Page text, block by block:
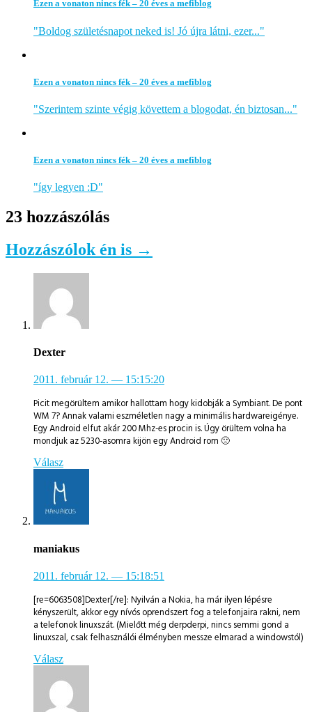
Ezen a vonaton nincs fék – 20 éves a mefiblog
"Boldog születésnapot neked is! Jó újra látni, ezer..."
Ezen a vonaton nincs fék – 20 éves a mefiblog
"Szerintem szinte végig követtem a blogodat, én biztosan..."
Ezen a vonaton nincs fék – 20 éves a mefiblog
"így legyen :D"
23 hozzászólás
Hozzászólok én is →
Dexter
2011. február 12. — 15:15:20
Picit megörültem amikor hallottam hogy kidobják a Symbiant. De pont
WM 7? Annak valami eszméletlen nagy a minimális hardwareigénye.
Egy Android elfut akár 200 Mhz-es procin is. Úgy örültem volna ha
mondjuk az 5230-asomra kijön egy Android rom 🙁
Válasz
maniakus
2011. február 12. — 15:18:51
[re=6063508]Dexter[/re]: Nyilván a Nokia, ha már ilyen lépésre
kényszerült, akkor egy nívós oprendszert fog a telefonjaira rakni, nem
a telefonok linuxszát. (Mielőtt még derpderpi, nincs semmi gond a
linuxszal, csak felhasználói élményben messze elmarad a windowstól)
Válasz